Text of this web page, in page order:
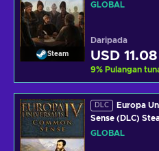
Steam
GLOBAL
Daripada
USD 11.08
9% Pulangan
DLC
Europa
Sense (DLC)
GLOBAL